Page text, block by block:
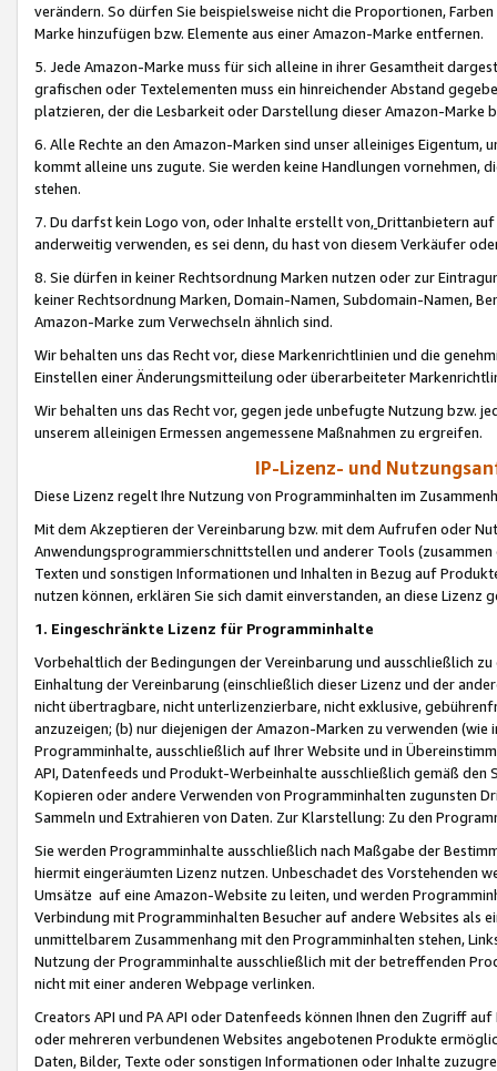
verändern. So dürfen Sie beispielsweise nicht die Proportionen,
Marke hinzufügen bzw. Elemente aus einer Amazon-Marke entfernen.
5. Jede Amazon-Marke muss für sich alleine in ihrer Gesamtheit
grafischen oder Textelementen muss ein hinreichender Abstand
platzieren, der die Lesbarkeit oder Darstellung dieser Amazon-Marke
6. Alle Rechte an den Amazon-Marken sind unser alleiniges
kommt alleine uns zugute. Sie werden keine Handlungen vornehmen,
stehen.
7. Du darfst kein Logo von, oder Inhalte erstellt von,Drittanbietern auf
anderweitig verwenden, es sei denn, du hast von diesem Verkäufer
8. Sie dürfen in keiner Rechtsordnung Marken nutzen oder zur
keiner Rechtsordnung Marken, Domain-Namen, Subdomain-Namen,
Amazon-Marke zum Verwechseln ähnlich sind.
Wir behalten uns das Recht vor, diese Markenrichtlinien und die
Einstellen einer Änderungsmitteilung oder überarbeiteter
Wir behalten uns das Recht vor, gegen jede unbefugte Nutzung bzw.
unserem alleinigen Ermessen angemessene Maßnahmen zu ergreifen.
IP-Lizenz- und
Diese Lizenz regelt Ihre Nutzung von Programminhalten im
Mit dem Akzeptieren der Vereinbarung bzw. mit dem Aufrufen oder
Anwendungsprogrammierschnittstellen und anderer Tools (zusammen
Texten und sonstigen Informationen und Inhalten in Bezug auf
nutzen können, erklären Sie sich damit einverstanden, an diese Lizenz
1. Eingeschränkte Lizenz für Programminhalte
Vorbehaltlich der Bedingungen der Vereinbarung und ausschließlich
Einhaltung der Vereinbarung (einschließlich dieser Lizenz und der
nicht übertragbare, nicht unterlizenzierbare, nicht exklusive,
anzuzeigen; (b) nur diejenigen der Amazon-Marken zu verwenden
Programminhalte, ausschließlich auf Ihrer Website und in
API, Datenfeeds und Produkt-Werbeinhalte ausschließlich gemäß
Kopieren oder andere Verwenden von Programminhalten zugunsten
Sammeln und Extrahieren von Daten. Zur Klarstellung: Zu den
Sie werden Programminhalte ausschließlich nach Maßgabe der
hiermit eingeräumten Lizenz nutzen. Unbeschadet des Vorstehenden
Umsätze auf eine Amazon-Website zu leiten, und werden
Verbindung mit Programminhalten Besucher auf andere Websites als
unmittelbarem Zusammenhang mit den Programminhalten stehen,
Nutzung der Programminhalte ausschließlich mit der betreffenden
nicht mit einer anderen Webpage verlinken.
Creators API und PA API oder Datenfeeds können Ihnen den Zugriff
oder mehreren verbundenen Websites angebotenen Produkte
Daten, Bilder, Texte oder sonstigen Informationen oder Inhalte